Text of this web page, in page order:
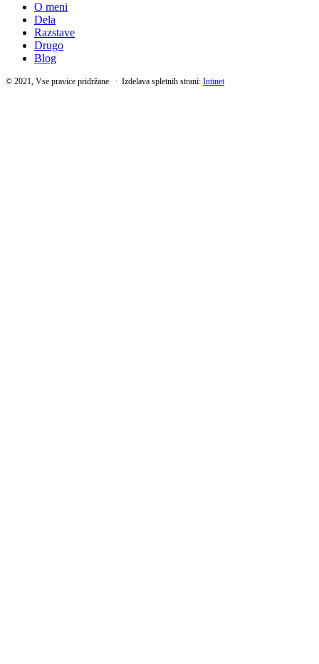
O meni
Dela
Razstave
Drugo
Blog
© 2021, Vse pravice pridržane ∙ Izdelava spletnih strani: Intinet